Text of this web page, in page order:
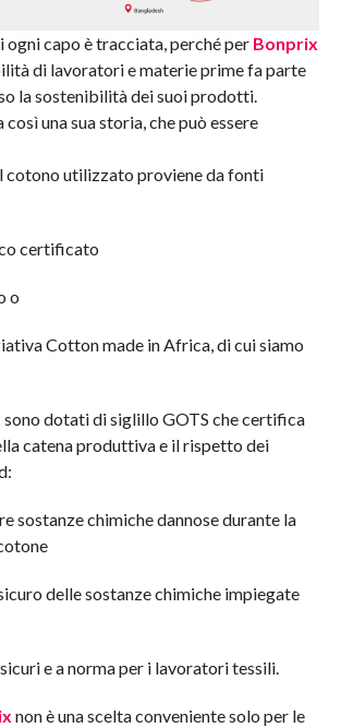
ogni capo è tracciata, perché per Bonprix
di lavoratori e materie prime fa parte
la sostenibilità dei suoi prodotti.
una sua storia, che può essere
cotono utilizzato proviene da fonti
certificato
o
Cotton made in Africa, di cui siamo
sono dotati di siglillo GOTS che certifica
catena produttiva e il rispetto dei
sostanze chimiche dannose durante la
delle sostanze chimiche impiegate
e a norma per i lavoratori tessili.
non è una scelta conveniente solo per le